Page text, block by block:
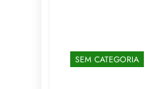
SEM CATEGORIA